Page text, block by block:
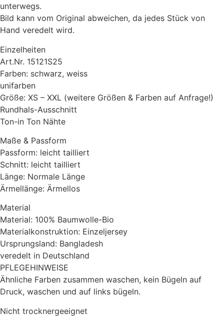
unterwegs.
Bild kann vom Original abweichen, da jedes Stück von
Hand veredelt wird.
Einzelheiten
Art.Nr. 15121S25
Farben: schwarz, weiss
unifarben
Größe: XS – XXL (weitere Größen & Farben auf Anfrage!)
Rundhals-Ausschnitt
Ton-in Ton Nähte
Maße & Passform
Passform: leicht tailliert
Schnitt: leicht tailliert
Länge: Normale Länge
Ärmellänge: Ärmellos
Material
Material: 100% Baumwolle-Bio
Materialkonstruktion: Einzeljersey
Ursprungsland: Bangladesh
veredelt in Deutschland
PFLEGEHINWEISE
Ähnliche Farben zusammen waschen, kein Bügeln auf
Druck, waschen und auf links bügeln.
Nicht trocknergeeignet